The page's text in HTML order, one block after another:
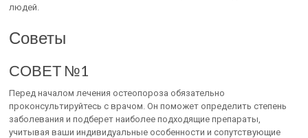
людей.
Советы
СОВЕТ №1
Перед началом лечения остеопороза обязательно
проконсультируйтесь с врачом. Он поможет определить степень
заболевания и подберет наиболее подходящие препараты,
учитывая ваши индивидуальные особенности и сопутствующие